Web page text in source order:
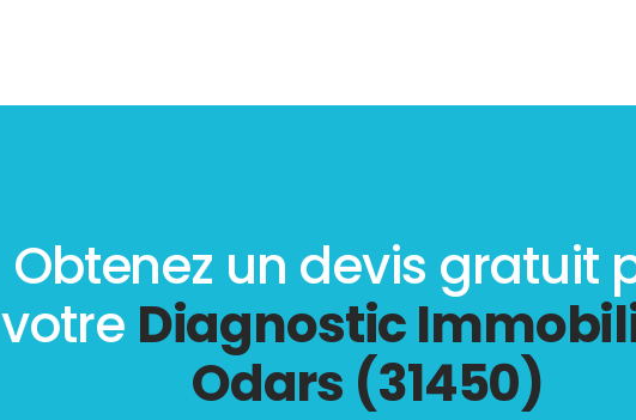
Obtenez un devis gratuit
votre Diagnostic
Odars (31450)